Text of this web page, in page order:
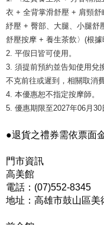
衣 + 全背掌滑舒壓 + 肩頸
紓壓 + 臀部、大腿、小腿舒
舒壓按摩 + 養生茶飲〉(根據
2. 平假日皆可使用。
3. 須提前預約並告知使用兌
不克前往或遲到，相關取消
4. 本優惠恕不指定按摩師。
5. 優惠期限至2027年06月30
●退貨之禮券需依票面
門市資訊
高美館
電話：(07)552-8345
地址：高雄市鼓山區美